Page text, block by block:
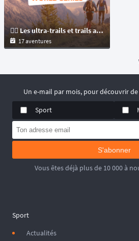
🏃‍♂️ Les ultra-trails et trails au calendrier UTMB World Series !
17 aventures
Un e-mail par mois, pour découvrir
Sport
S'abonner
Vous êtes déjà plus de 10 000 à
Sport
Actualités